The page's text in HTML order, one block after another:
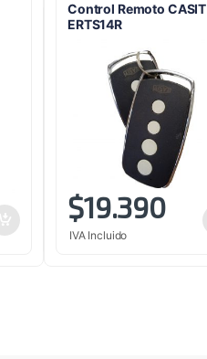
Control Remoto CASIT
ERTS14R
$19.390
IVA Incluido